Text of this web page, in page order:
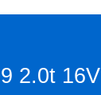
2.0t 16V